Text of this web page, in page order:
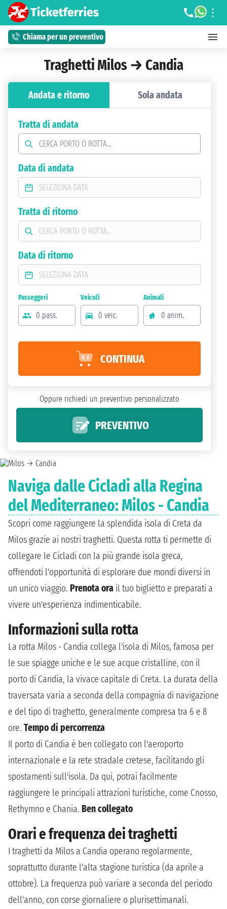
Chiama per un preventivo
Traghetti Milos → Candia
Naviga dalle Cicladi alla Regina
del Mediterraneo: Milos - Candia
Scopri come raggiungere la splendida isola di Creta da
Milos grazie ai nostri traghetti. Questa rotta ti permette di
collegare le Cicladi con la più grande isola greca,
offrendoti l'opportunità di esplorare due mondi diversi in
un unico viaggio. Prenota ora il tuo biglietto e preparati a
vivere un'esperienza indimenticabile.
Informazioni sulla rotta
La rotta Milos - Candia collega l'isola di Milos, famosa per
le sue spiagge uniche e le sue acque cristalline, con il
porto di Candia, la vivace capitale di Creta. La durata della
traversata varia a seconda della compagnia di navigazione
e del tipo di traghetto, generalmente compresa tra 6 e 8
ore. Tempo di percorrenza
Il porto di Candia è ben collegato con l'aeroporto
internazionale e la rete stradale cretese, facilitando gli
spostamenti sull'isola. Da qui, potrai facilmente
raggiungere le principali attrazioni turistiche, come Cnosso,
Rethymno e Chania. Ben collegato
Orari e frequenza dei traghetti
I traghetti da Milos a Candia operano regolarmente,
soprattutto durante l'alta stagione turistica (da aprile a
ottobre). La frequenza può variare a seconda del periodo
dell'anno, con corse giornaliere o plurisettimanali.
Andata e ritorno Sola andata
Tratta di andata
Data di andata
Tratta di ritorno
Data di ritorno
Passeggeri
0 pass.
Veicoli
0 veic.
Animali
0 anim.
CONTINUA
Oppure richiedi un preventivo personalizzato
PREVENTIVO